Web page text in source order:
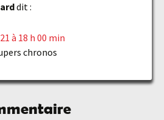
dit :
à 18 h 00 min
chronos